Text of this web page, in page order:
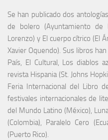
Se han publicado dos
de bolero (Ayuntamiento de
Lorenzo) y El cuerpo cítrico (El
Xavier Oquendo). Sus libros
País, El Cultural, Los diablos
revista Hispania (St. Johns
Feria Internacional del Libro
festivales internacionales de
del Mundo Latino (México),
(Colombia), Paralelo Cero
(Puerto Rico).